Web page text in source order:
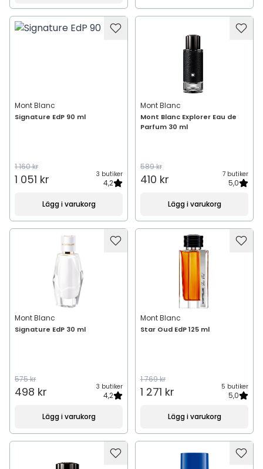
Mont Blanc
Signature EdP 90 ml
1 160 kr
1 051 kr 3 butiker
4,2
Lägg i varukorg
Mont Blanc
Mont Blanc Explorer Eau de
Parfum 30 ml
589 kr
410 kr 7 butiker
5,0
Lägg i varukorg
Mont Blanc
Signature EdP 30 ml
575 kr
498 kr 3 butiker
4,2
Lägg i varukorg
Mont Blanc
Star Oud EdP 125 ml
1 769 kr
1 271 kr 5 butiker
5,0
Lägg i varukorg